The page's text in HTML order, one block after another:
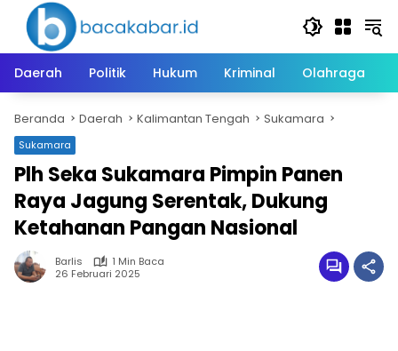
Langsung
konten
Daerah
Politik Hukum Kriminal Olahraga
Beranda Daerah Kalimantan Tengah Sukamara
Sukamara
Plh Seka Sukamara Pimpin Panen
Raya Jagung Serentak, Dukung
Ketahanan Pangan Nasional
Barlis
1 Min Baca
26 Februari 2025